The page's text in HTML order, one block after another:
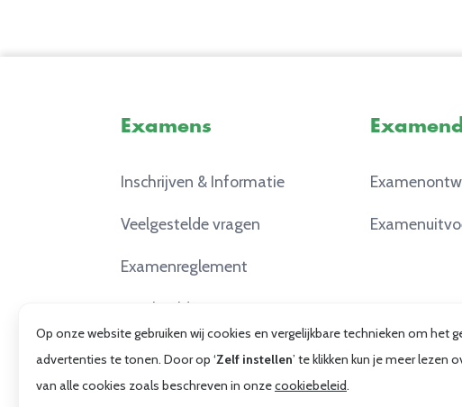
Examens
Inschrijven & Informatie
Veelgestelde vragen
Examenreglement
Voorbeeldexamens
Op onze website gebruiken wij cookies en vergelijkbare technieken om
advertenties te tonen. Door op ‘Zelf instellen’ te klikken kun je meer lezen
van alle cookies zoals beschreven in onzecookiebeleid.